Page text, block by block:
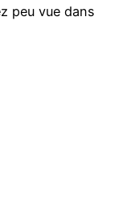
peu vue dans